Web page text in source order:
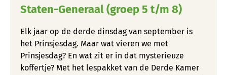
Staten-Generaal (groep 5 t/m 8)
Elk jaar op de derde dinsdag van september is
het Prinsjesdag. Maar wat vieren we met
Prinsjesdag? En wat zit er in dat mysterieuze
koffertje? Met het lespakket van de Derde Kamer